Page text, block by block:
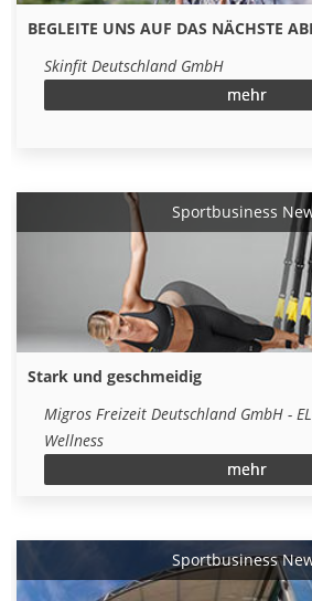
BEGLEITE UNS AUF DAS NÄCHSTE
Skinfit Deutschland GmbH
mehr
Sportbusiness
Stark und geschmeidig
Migros Freizeit Deutschland GmbH -
Wellness
mehr
Sportbusiness